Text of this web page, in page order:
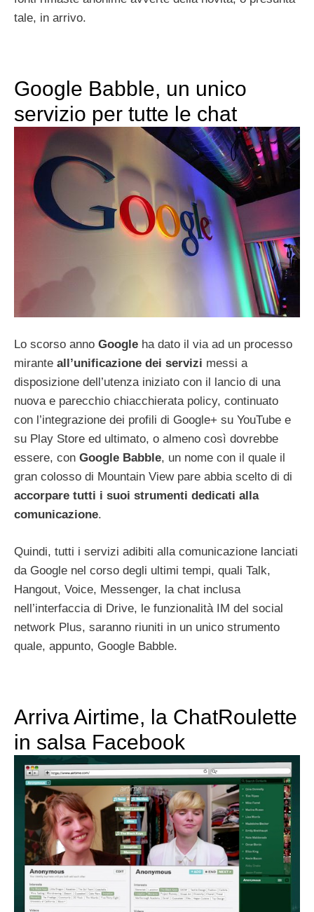
tale, in arrivo.
Google Babble, un unico
servizio per tutte le chat
Lo scorso anno Google ha dato il via ad un processo
mirante all’unificazione dei servizi messi a
disposizione dell’utenza iniziato con il lancio di una
nuova e parecchio chiacchierata policy, continuato
con l’integrazione dei profili di Google+ su YouTube e
su Play Store ed ultimato, o almeno così dovrebbe
essere, con Google Babble, un nome con il quale il
gran colosso di Mountain View pare abbia scelto di di
accorpare tutti i suoi strumenti dedicati alla
comunicazione.
Quindi, tutti i servizi adibiti alla comunicazione lanciati
da Google nel corso degli ultimi tempi, quali Talk,
Hangout, Voice, Messenger, la chat inclusa
nell’interfaccia di Drive, le funzionalità IM del social
network Plus, saranno riuniti in un unico strumento
quale, appunto, Google Babble.
Arriva Airtime, la ChatRoulette
in salsa Facebook